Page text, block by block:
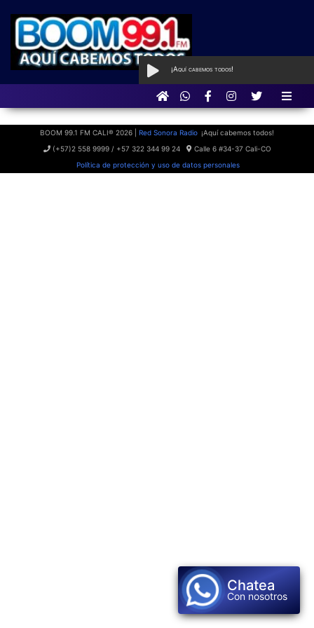
Boom Siempre
con Boom FM
¡Aquí cabemos todos!
Chatea
Con nosotros
BOOM 99.1 FM CALI® 2026 | Red Sonora Radio ¡Aquí cabemos todos!
(+57)2 558 9999 / +57 322 344 99 24
Calle 6 #34-37 Cali-CO
Política de protección y uso de datos personales